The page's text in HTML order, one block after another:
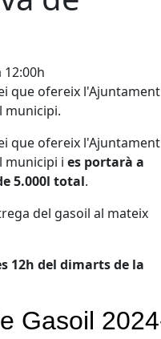
12:00h
que ofereix l'Ajuntament
municipi.
que ofereix l'Ajuntament
municipi i es portarà a
5.000l total.
del gasoil al mateix
12h del dimarts de la